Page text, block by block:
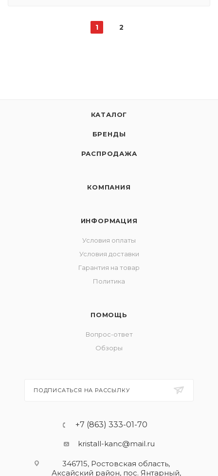
1 2
КАТАЛОГ
БРЕНДЫ
РАСПРОДАЖА
КОМПАНИЯ
ИНФОРМАЦИЯ
Условия оплаты
Условия доставки
Гарантия на товар
Политика
ПОМОЩЬ
Вопрос-ответ
Обзоры
ПОДПИСАТЬСЯ НА РАССЫЛКУ
+7 (863) 333-01-70
kristall-kanc@mail.ru
346715, Ростовская область​,
Аксайский район, пос. Янтарный,